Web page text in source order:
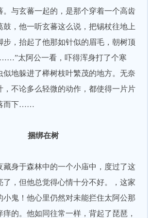
。与玄蕃一起的，是那个穿着一个高齿
鼓，他一听玄蕃这么说，把锡杖往地上
步，抬起了他那如针似的眉毛，朝树顶
……”太阿公一看，吓得浑身打了个寒
似地躲进了榉树枝叶繁茂的地方。无奈
，不论多么轻微的动作，都使得一片片
而下……
捆绑在树
身于森林中的一个小庙中，度过了这
了，但他总觉得心情十分不好。，这家
小鬼！他心里仍然对未能拦住太阿公那
的。他如同往常一样，背起了琵琶，